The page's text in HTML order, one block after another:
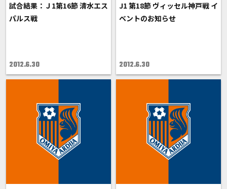
試合結果：Ｊ1第16節 清水エス
パルス戦
2012.6.30
J1 第18節 ヴィッセル神戸戦 イ
ベントのお知らせ
2012.6.30